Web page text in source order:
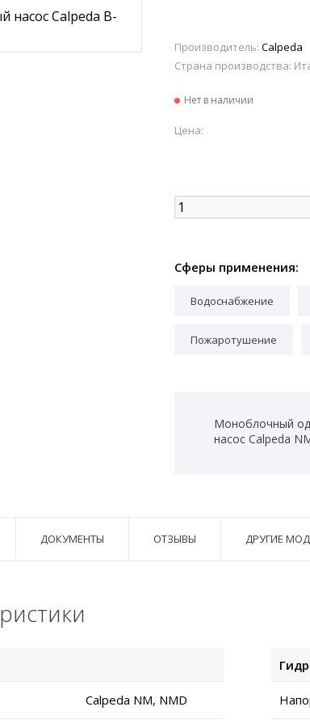
Производитель: Calpeda
Страна производства:
Нет в наличии
Цена:
Сферы применения:
Водоснабжение
Пожаротушение
Моноблочный
насос Calpeda
ДОКУМЕНТЫ ОТЗЫВЫ ДРУГИЕ
Calpeda NM, NMD